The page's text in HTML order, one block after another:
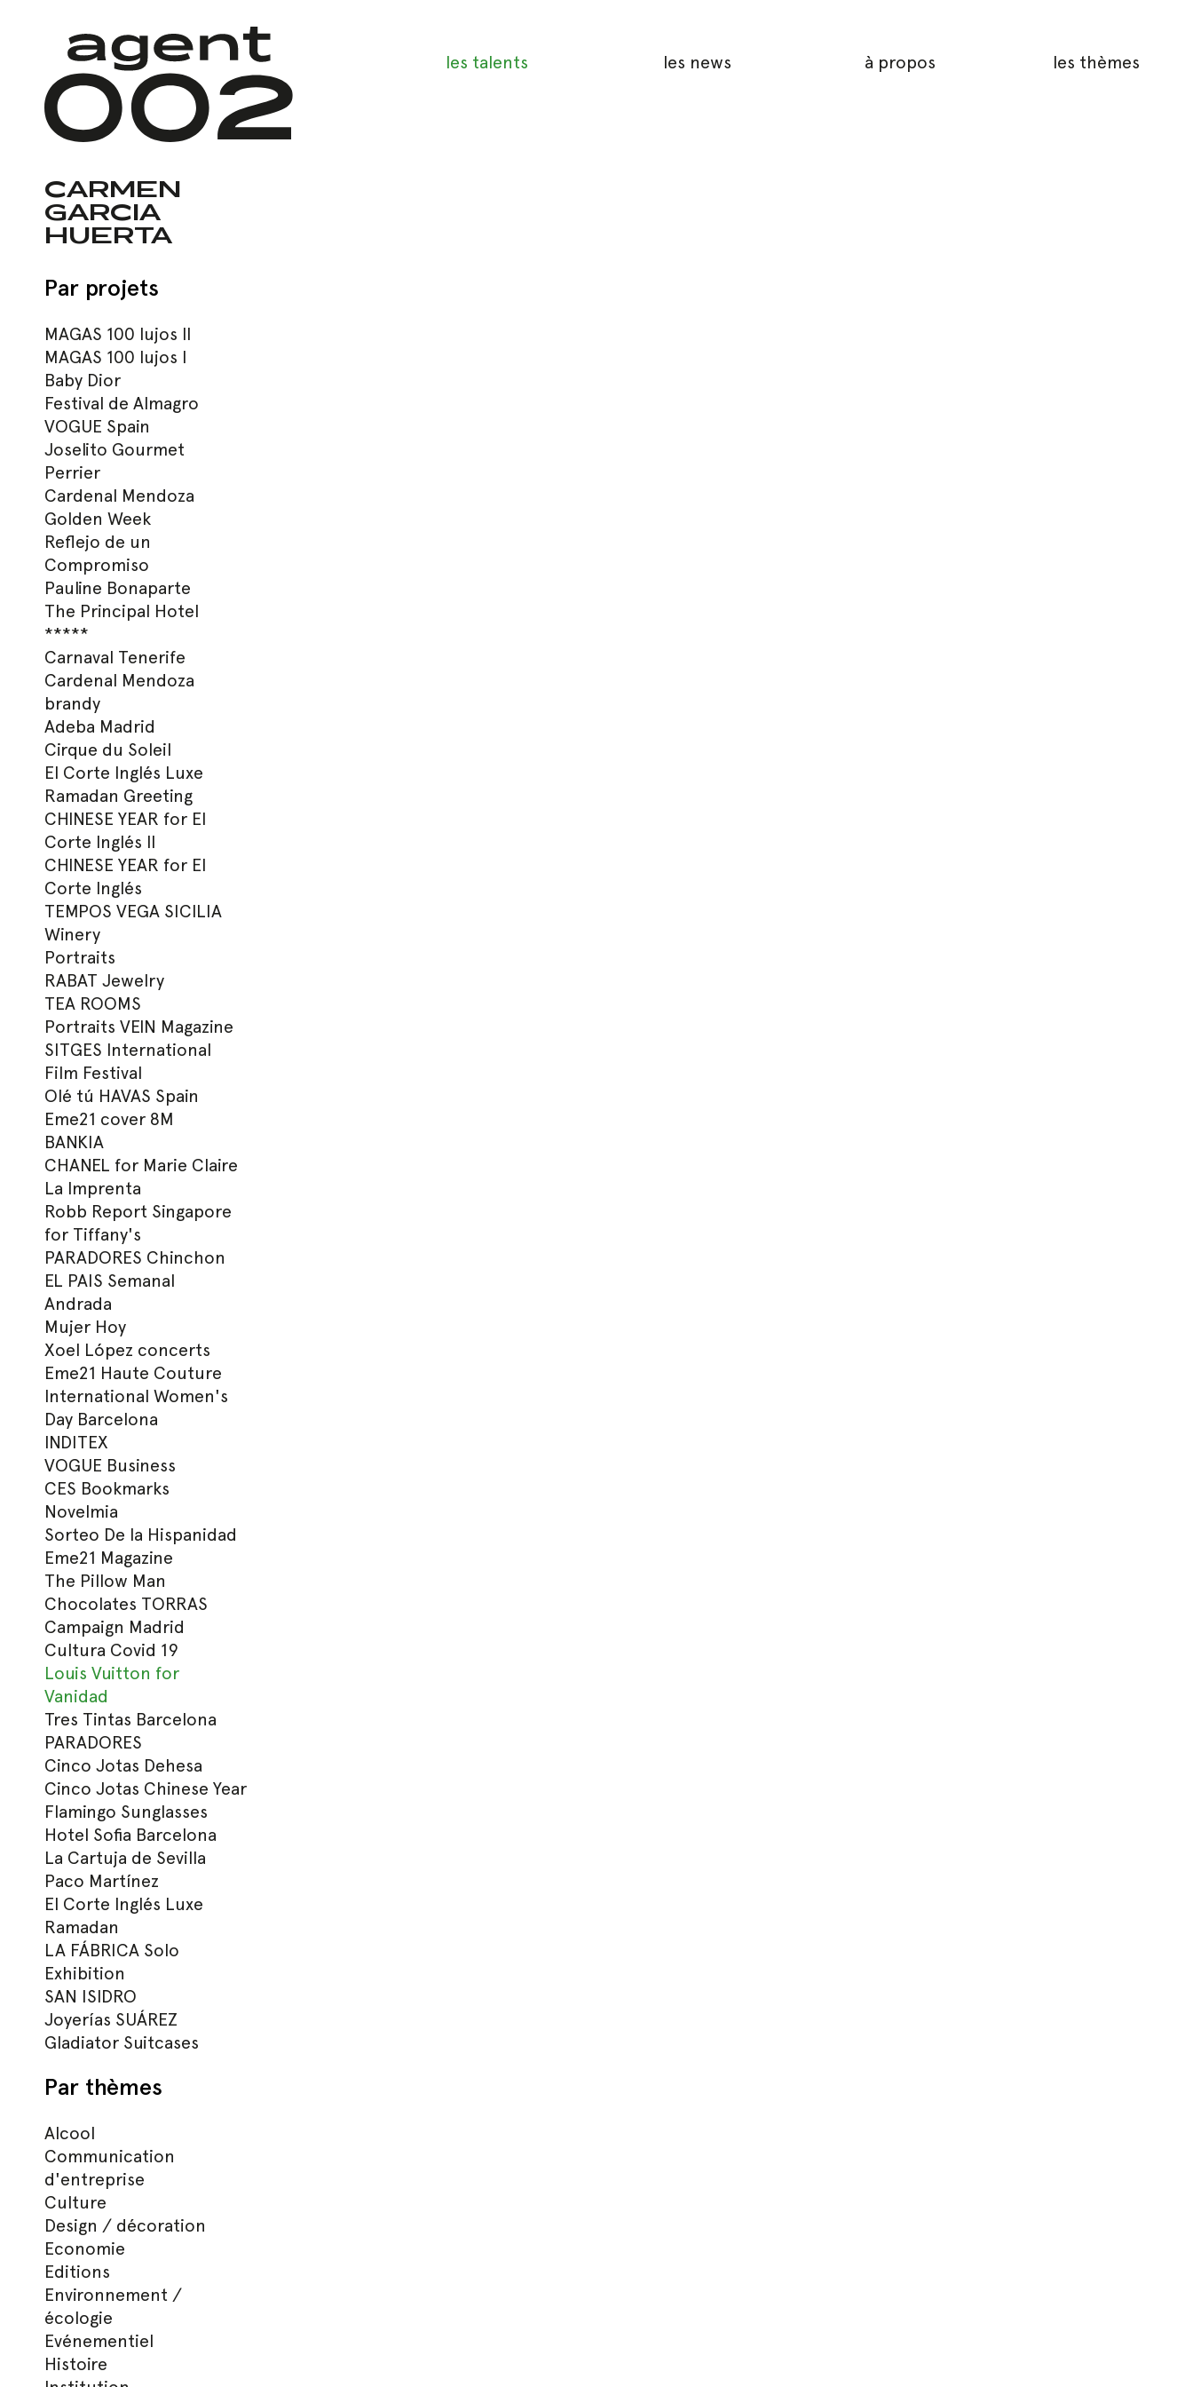
Hit enter to search or ESC to close
les talents les news à propos les thèmes
CARMEN
GARCIA
HUERTA
Par projets
MAGAS 100 lujos II
MAGAS 100 lujos I
Baby Dior
Festival de Almagro
VOGUE Spain
Joselito Gourmet
Perrier
Cardenal Mendoza
Golden Week
Reflejo de un
Compromiso
Pauline Bonaparte
The Principal Hotel
*****
Carnaval Tenerife
Cardenal Mendoza
brandy
Adeba Madrid
Cirque du Soleil
El Corte Inglés Luxe
Ramadan Greeting
CHINESE YEAR for El
Corte Inglés II
CHINESE YEAR for El
Corte Inglés
TEMPOS VEGA SICILIA
Winery
Portraits
RABAT Jewelry
TEA ROOMS
Portraits VEIN Magazine
SITGES International
Film Festival
Olé tú HAVAS Spain
Eme21 cover 8M
BANKIA
CHANEL for Marie Claire
La Imprenta
Robb Report Singapore
for Tiffany's
PARADORES Chinchon
EL PAIS Semanal
Andrada
Mujer Hoy
Xoel López concerts
Eme21 Haute Couture
International Women's
Day Barcelona
INDITEX
VOGUE Business
CES Bookmarks
Novelmia
Sorteo De la Hispanidad
Eme21 Magazine
The Pillow Man
Chocolates TORRAS
Campaign Madrid
Cultura Covid 19
Louis Vuitton for
Vanidad
Tres Tintas Barcelona
PARADORES
Cinco Jotas Dehesa
Cinco Jotas Chinese Year
Flamingo Sunglasses
Hotel Sofia Barcelona
La Cartuja de Sevilla
Paco Martínez
El Corte Inglés Luxe
Ramadan
LA FÁBRICA Solo
Exhibition
SAN ISIDRO
Joyerías SUÁREZ
Gladiator Suitcases
Par thèmes
Alcool
Communication
d'entreprise
Culture
Design / décoration
Economie
Editions
Environnement /
écologie
Evénementiel
Histoire